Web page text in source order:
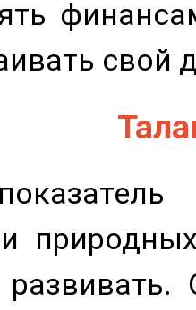
свой